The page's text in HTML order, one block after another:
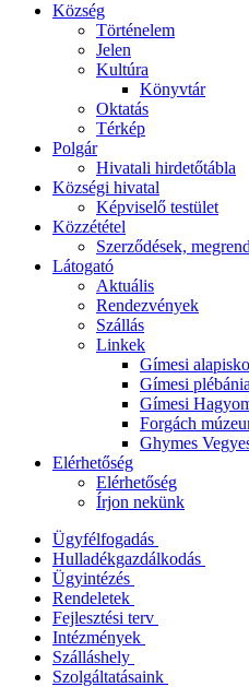
Község
Történelem
Jelen
Kultúra
Könyvtár
Oktatás
Térkép
Polgár
Hivatali hirdetőtábla
Községi hivatal
Képviselő testület
Közzététel
Szerződések,
Látogató
Aktuális
Rendezvények
Szállás
Linkek
Gímesi
Gímesi plébánia
Gímesi
Forgách
Ghymes
Elérhetőség
Elérhetőség
Írjon nekünk
Ügyfélfogadás
Hulladékgazdálkodás
Ügyintézés
Rendeletek
Fejlesztési terv
Intézmények
Szálláshely
Szolgáltatásaink